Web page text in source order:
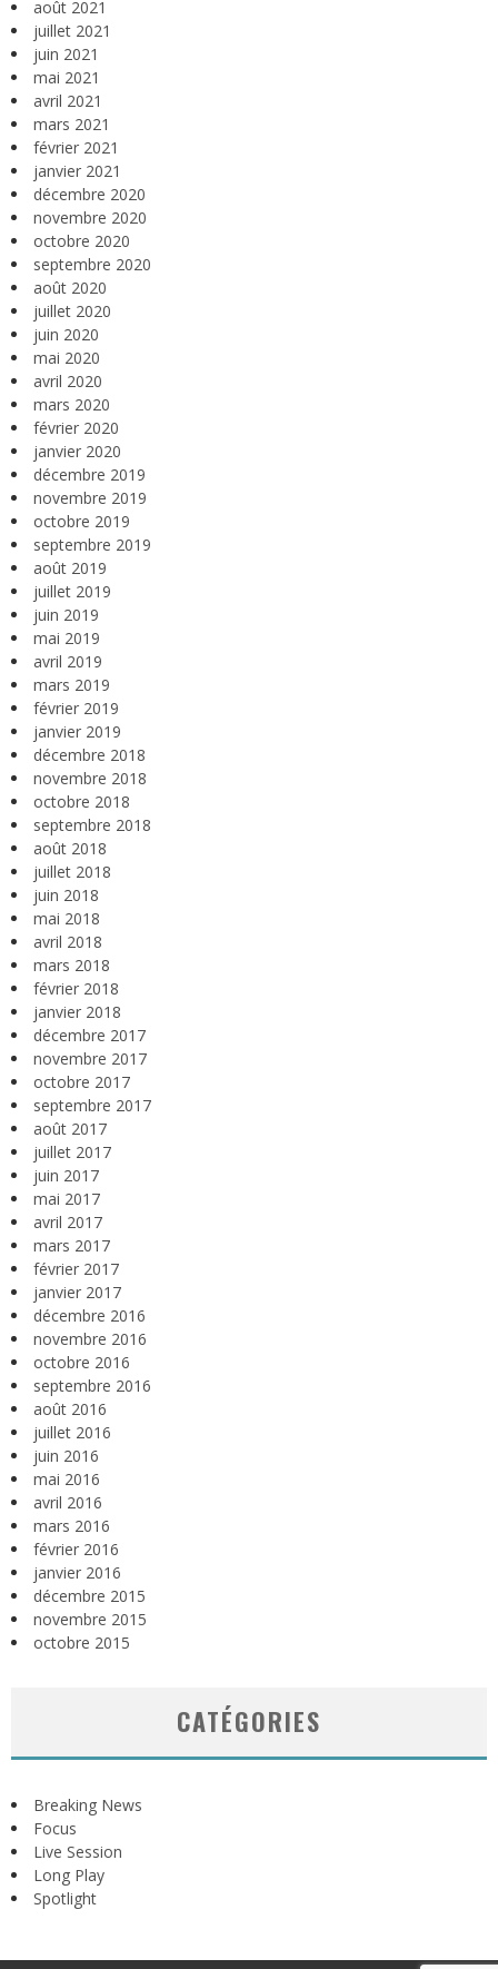
août 2021
juillet 2021
juin 2021
mai 2021
avril 2021
mars 2021
février 2021
janvier 2021
décembre 2020
novembre 2020
octobre 2020
septembre 2020
août 2020
juillet 2020
juin 2020
mai 2020
avril 2020
mars 2020
février 2020
janvier 2020
décembre 2019
novembre 2019
octobre 2019
septembre 2019
août 2019
juillet 2019
juin 2019
mai 2019
avril 2019
mars 2019
février 2019
janvier 2019
décembre 2018
novembre 2018
octobre 2018
septembre 2018
août 2018
juillet 2018
juin 2018
mai 2018
avril 2018
mars 2018
février 2018
janvier 2018
décembre 2017
novembre 2017
octobre 2017
septembre 2017
août 2017
juillet 2017
juin 2017
mai 2017
avril 2017
mars 2017
février 2017
janvier 2017
décembre 2016
novembre 2016
octobre 2016
septembre 2016
août 2016
juillet 2016
juin 2016
mai 2016
avril 2016
mars 2016
février 2016
janvier 2016
décembre 2015
novembre 2015
octobre 2015
CATÉGORIES
Breaking News
Focus
Live Session
Long Play
Spotlight